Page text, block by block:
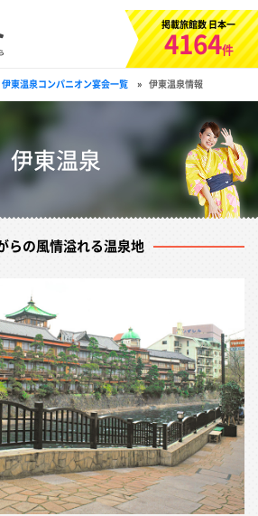
掲載旅館数 日本一
4164件
伊東温泉コンパニオン宴会一覧 » 伊東温泉情報
伊東温泉
らの風情溢れる温泉地